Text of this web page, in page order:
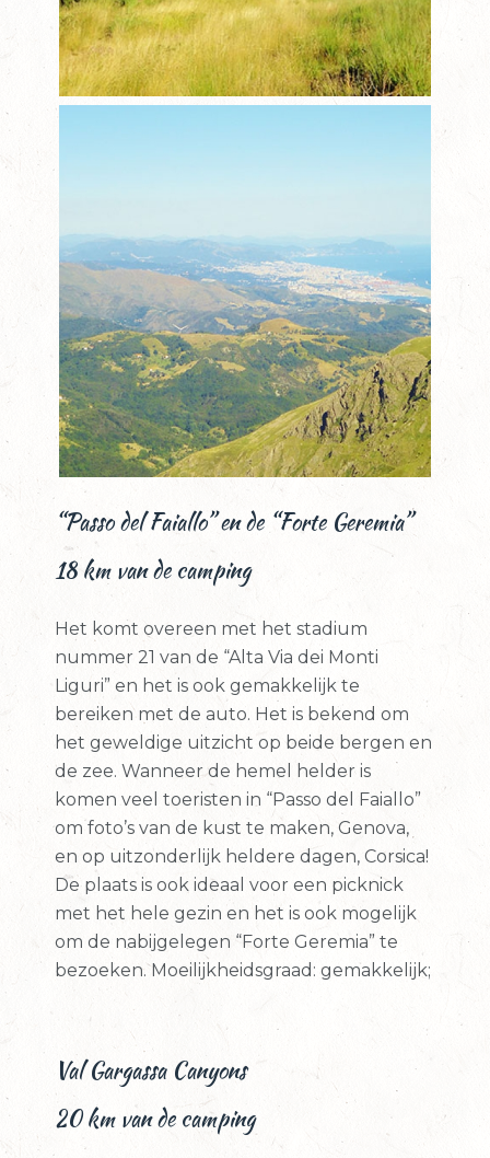
“Passo del Faiallo” en de “Forte Geremia”
18 km van de camping
Het komt overeen met het stadium
nummer 21 van de “Alta Via dei Monti
Liguri” en het is ook gemakkelijk te
bereiken met de auto. Het is bekend om
het geweldige uitzicht op beide bergen en
de zee. Wanneer de hemel helder is
komen veel toeristen in “Passo del Faiallo”
om foto’s van de kust te maken, Genova,
en op uitzonderlijk heldere dagen, Corsica!
De plaats is ook ideaal voor een picknick
met het hele gezin en het is ook mogelijk
om de nabijgelegen “Forte Geremia” te
bezoeken. Moeilijkheidsgraad: gemakkelijk;
Val Gargassa Canyons
20 km van de camping